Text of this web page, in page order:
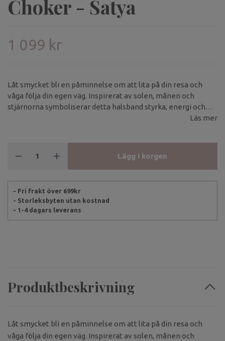
Choker - Satya
1 099 kr
Låt smycket bli en påminnelse om att lita på din resa och
våga följa din egen väg. Inspirerat av solen, månen och
stjärnorna symboliserar detta halsband styrka, energi och
Läs mer
Lägg i korgen
- Fri frakt över 699kr
- Storleksbyten utan kostnad
- 1-4 dagars leverans
Produktbeskrivning
Låt smycket bli en påminnelse om att lita på din resa och
våga följa din egen väg. Inspirerat av solen, månen och